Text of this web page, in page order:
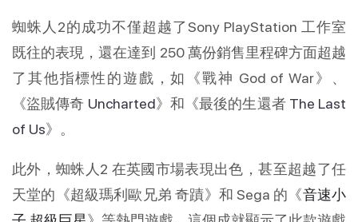
蜘蛛人2的成功不僅超越了Sony PlayStation 工作室
既往的表現，還在達到 250 萬份銷售里程碑方面超越
了其他指標性的遊戲，如《戰神 God of War》、
《盜賊傳奇 Uncharted》和《最後的生還者 The Last
of Us》。
此外，蜘蛛人2 在英國市場表現出色，甚至超越了任
天堂的《超級瑪利歐兄弟 奇蹟》和 Sega 的《音速小